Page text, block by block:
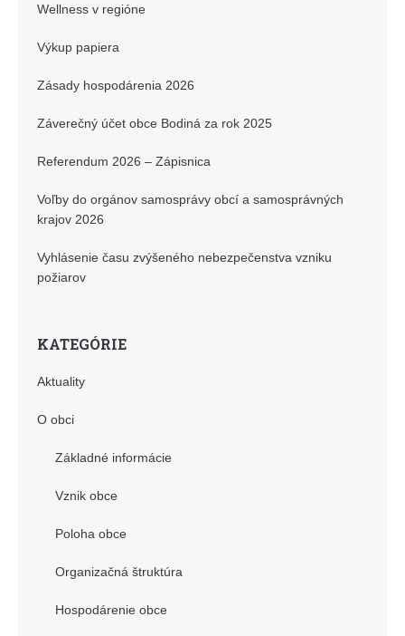
Wellness v regióne
Výkup papiera
Zásady hospodárenia 2026
Záverečný účet obce Bodiná za rok 2025
Referendum 2026 – Zápisnica
Voľby do orgánov samosprávy obcí a samosprávných
krajov 2026
Vyhlásenie času zvýšeného nebezpečenstva vzniku
požiarov
KATEGÓRIE
Aktuality
O obci
Základné informácie
Vznik obce
Poloha obce
Organizačná štruktúra
Hospodárenie obce